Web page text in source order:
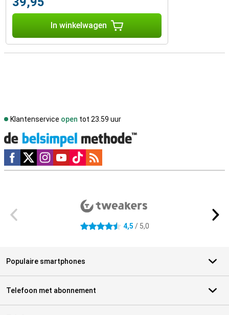
In winkelwagen
Klantenservice open tot 23.59 uur
Social media
4.5 sterren 4,5 / 5,0
Populaire smartphones
Telefoon met abonnement